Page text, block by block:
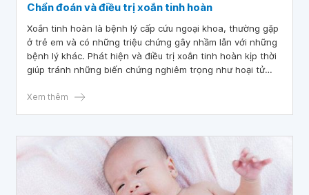
Chẩn đoán và điều trị xoắn tinh hoàn
Xoắn tinh hoàn là bệnh lý cấp cứu ngoại khoa, thường gặp
ở trẻ em và có những triệu chứng gây nhầm lẫn với những
bệnh lý khác. Phát hiện và điều trị xoắn tinh hoàn kịp thời
giúp tránh những biến chứng nghiêm trọng như hoại tử
Xem thêm